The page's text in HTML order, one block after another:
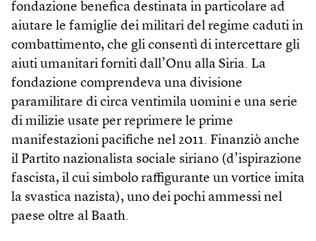
fondazione benefica destinata in particolare ad
aiutare le famiglie dei militari del regime caduti in
combattimento, che gli consentì di intercettare gli
aiuti umanitari forniti dall’Onu alla Siria. La
fondazione comprendeva una divisione
paramilitare di circa ventimila uomini e una serie
di milizie usate per reprimere le prime
manifestazioni pacifiche nel 2011. Finanziò anche
il Partito nazionalista sociale siriano (d’ispirazione
fascista, il cui simbolo raffigurante un vortice imita
la svastica nazista), uno dei pochi ammessi nel
paese oltre al Baath.